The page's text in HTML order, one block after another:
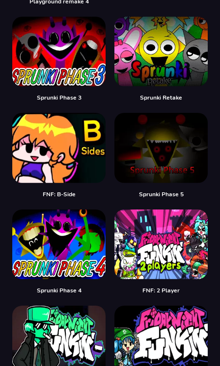
Sprunki Phase 3 Sprunki Retake
FNF: B-Side Sprunki Phase 5
Sprunki Phase 4 FNF: 2 Player